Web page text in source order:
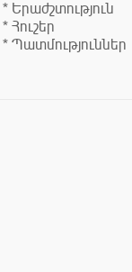
* Երաժշտություն
* Հուշեր
* Պատմություններ